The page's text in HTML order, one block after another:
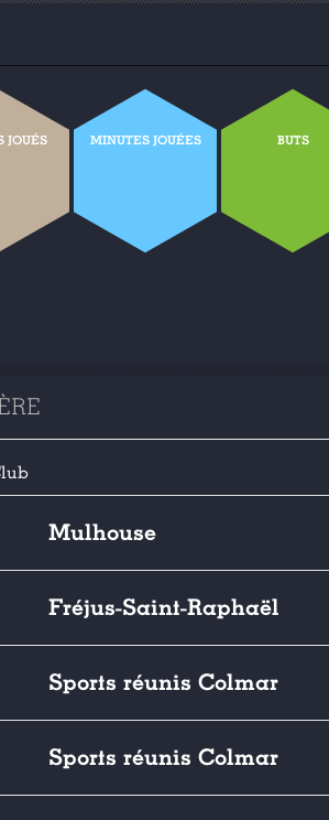
JOUÉS MINUTES JOUÉES BUTS
Mulhouse
Fréjus-Saint-Raphaël
Sports réunis Colmar
Sports réunis Colmar